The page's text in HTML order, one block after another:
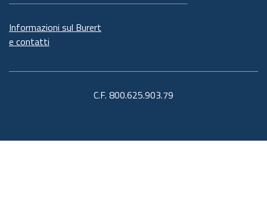
Informazioni sul Burert
e contatti
C.F. 800.625.903.79